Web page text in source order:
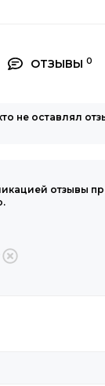
ОТЗЫВЫ 0
не оставлял
отзывы